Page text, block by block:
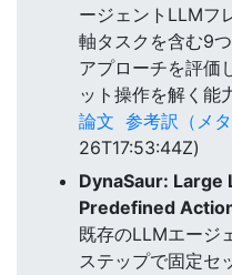
ージェントLLMフ
軸タスクを含む9
アプローチを評価
ット操作を解く能
論文 参考訳（メタ
26T17:53:44Z)
DynaSaur:
Predefined
既存のLLMエージ
ステップで固定セ